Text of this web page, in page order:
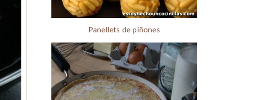
Panellets de piñones